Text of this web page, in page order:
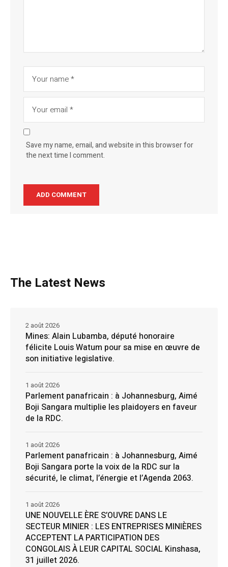
Save my name, email, and website in this browser for
the next time I comment.
The Latest News
Mines: Alain Lubamba, député honoraire
félicite Louis Watum pour sa mise en œuvre de
son initiative legislative.
2 août 2026
Parlement panafricain : à Johannesburg, Aimé
Boji Sangara multiplie les plaidoyers en faveur
de la RDC.
1 août 2026
Parlement panafricain : à Johannesburg, Aimé
Boji Sangara porte la voix de la RDC sur la
sécurité, le climat, l’énergie et l’Agenda 2063.
1 août 2026
UNE NOUVELLE ÈRE S’OUVRE DANS LE
SECTEUR MINIER : LES ENTREPRISES MINIÈRES
ACCEPTENT LA PARTICIPATION DES
CONGOLAIS À LEUR CAPITAL SOCIAL Kinshasa,
31 juillet 2026.
1 août 2026